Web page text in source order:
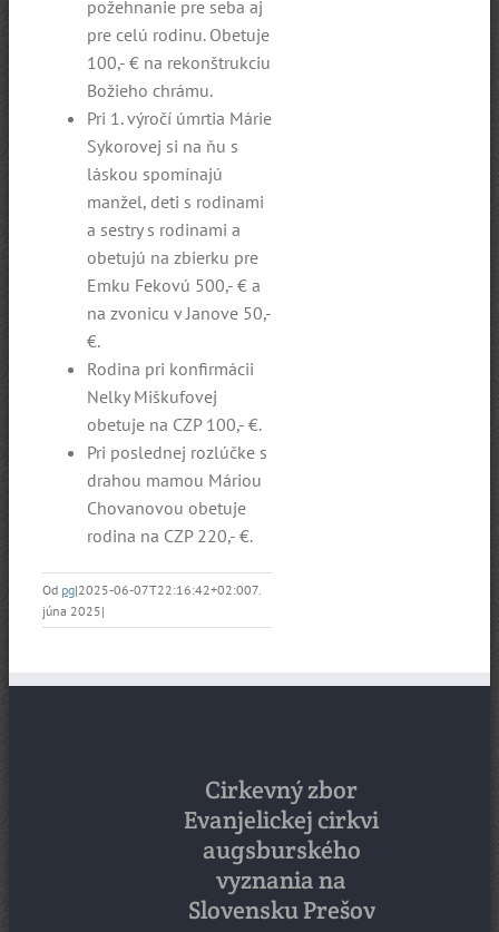
požehnanie pre seba aj
pre celú rodinu. Obetuje
100,- € na rekonštrukciu
Božieho chrámu.
Pri 1. výročí úmrtia Márie
Sykorovej si na ňu s
láskou spomínajú
manžel, deti s rodinami
a sestry s rodinami a
obetujú na zbierku pre
Emku Fekovú 500,- € a
na zvonicu v Janove 50,-
€.
Rodina pri konfirmácii
Nelky Miškufovej
obetuje na CZP 100,- €.
Pri poslednej rozlúčke s
drahou mamou Máriou
Chovanovou obetuje
rodina na CZP 220,- €.
Od pg|2025-06-07T22:16:42+02:007.
júna 2025|
Cirkevný zbor
Evanjelickej cirkvi
augsburského
vyznania na
Slovensku Prešov